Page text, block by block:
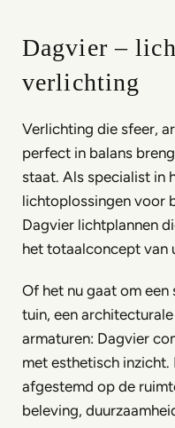
Dagvier –
verlichting
Verlichting die sfeer,
perfect in balans
staat. Als specialist in
lichtoplossingen voor
Dagvier lichtplannen
het totaalconcept van
Of het nu gaat om
tuin, een
armaturen: Dagvier
met esthetisch
afgestemd op de
beleving,